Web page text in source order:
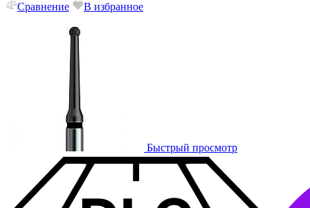
Сравнение
В избранное
Быстрый просмотр